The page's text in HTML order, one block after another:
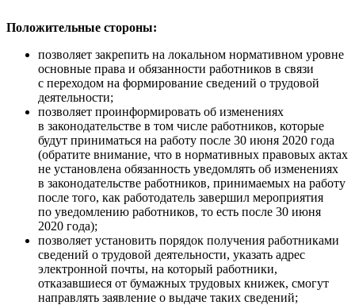
Положительные стороны:
позволяет закрепить на локальном нормативном уровне
основные права и обязанности работников в связи
с переходом на формирование сведений о трудовой
деятельности;
позволяет проинформировать об изменениях
в законодательстве в том числе работников, которые
будут приниматься на работу после 30 июня 2020 года
(обратите внимание, что в нормативных правовых актах
не установлена обязанность уведомлять об изменениях
в законодательстве работников, принимаемых на работу
после того, как работодатель завершил мероприятия
по уведомлению работников, то есть после 30 июня
2020 года);
позволяет установить порядок получения работниками
сведений о трудовой деятельности, указать адрес
электронной почты, на который работники,
отказавшиеся от бумажных трудовых книжек, смогут
направлять заявление о выдаче таких сведений;